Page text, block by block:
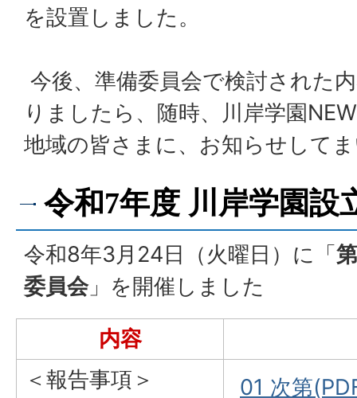
を設置しました。
今後、準備委員会で検討された
りましたら、随時、川岸学園
地域の皆さまに、お知らせして
令和7年度 川岸学園設
令和8年3月24日（火曜日）に「
委員会」を開催しました
内容
＜報告事項＞
01 次第